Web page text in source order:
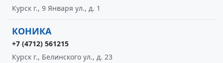
Курск г., 9 Января ул., д. 1
КОНИКА
+7 (4712) 561215
Курск г., Белинского ул., д. 23